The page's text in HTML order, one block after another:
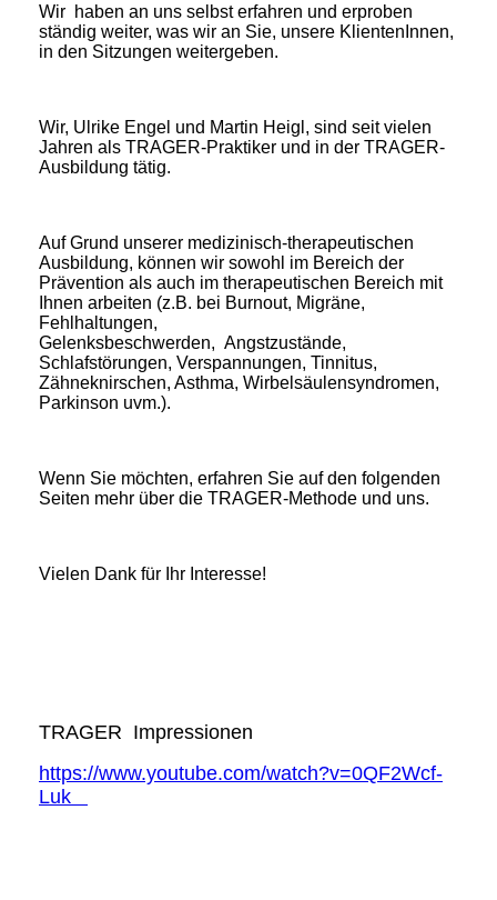
Wir haben an uns selbst erfahren und erproben
ständig weiter, was wir an Sie, unsere KlientenInnen,
in den Sitzungen weitergeben.
Wir, Ulrike Engel und Martin Heigl, sind seit vielen
Jahren als TRAGER-Praktiker und in der TRAGER-
Ausbildung tätig.
Auf Grund unserer medizinisch-therapeutischen
Ausbildung, können wir sowohl im Bereich der
Prävention als auch im therapeutischen Bereich mit
Ihnen arbeiten (z.B. bei Burnout, Migräne,
Fehlhaltungen,
Gelenksbeschwerden, Angstzustände,
Schlafstörungen, Verspannungen, Tinnitus,
Zähneknirschen, Asthma, Wirbelsäulensyndromen,
Parkinson uvm.).
Wenn Sie möchten, erfahren Sie auf den folgenden
Seiten mehr über die TRAGER-Methode und uns.
Vielen Dank für Ihr Interesse!
TRAGER Impressionen
https://www.youtube.com/watch?v=0QF2Wcf-
Luk